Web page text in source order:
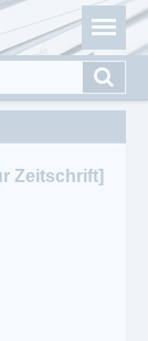
Portal für
Zeitschrift]